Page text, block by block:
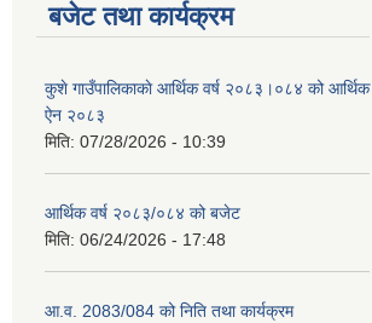
बजेट तथा कार्यक्रम
कुशे गाउँपालिकाकाे आर्थिक वर्ष २०८३।०८४ को आर्थिक
ऐन २०८३
मिति: 07/28/2026 - 10:39
आर्थिक वर्ष २०८३/०८४ को बजेट
मिति: 06/24/2026 - 17:48
आ.व. 2083/084 को निति तथा कार्यक्रम